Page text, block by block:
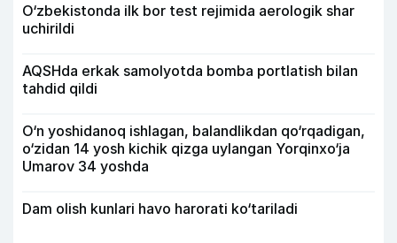
O‘zbekistonda ilk bor test rejimida aerologik shar
uchirildi
AQSHda erkak samolyotda bomba portlatish bilan
tahdid qildi
O‘n yoshidanoq ishlagan, balandlikdan qo‘rqadigan,
o‘zidan 14 yosh kichik qizga uylangan Yorqinxo‘ja
Umarov 34 yoshda
Dam olish kunlari havo harorati ko‘tariladi